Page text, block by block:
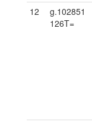
12
g.102851
126T=